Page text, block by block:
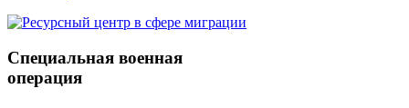
Специальная военная
операция